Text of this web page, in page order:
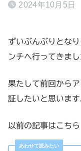
2024年10月5日
ずいぶんぶりとな
ンチへ行ってきまし
果たして前回から
証したいと思います
以前の記事はこちら